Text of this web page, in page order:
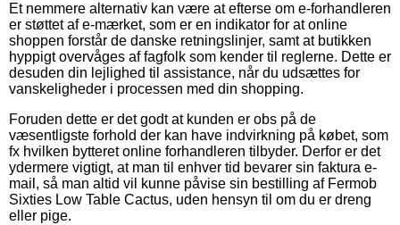
Et nemmere alternativ kan være at efterse om e-forhandleren
er støttet af e-mærket, som er en indikator for at online
shoppen forstår de danske retningslinjer, samt at butikken
hyppigt overvåges af fagfolk som kender til reglerne. Dette er
desuden din lejlighed til assistance, når du udsættes for
vanskeligheder i processen med din shopping.
Foruden dette er det godt at kunden er obs på de
væsentligste forhold der kan have indvirkning på købet, som
fx hvilken bytteret online forhandleren tilbyder. Derfor er det
ydermere vigtigt, at man til enhver tid bevarer sin faktura e-
mail, så man altid vil kunne påvise sin bestilling af Fermob
Sixties Low Table Cactus, uden hensyn til om du er dreng
eller pige.